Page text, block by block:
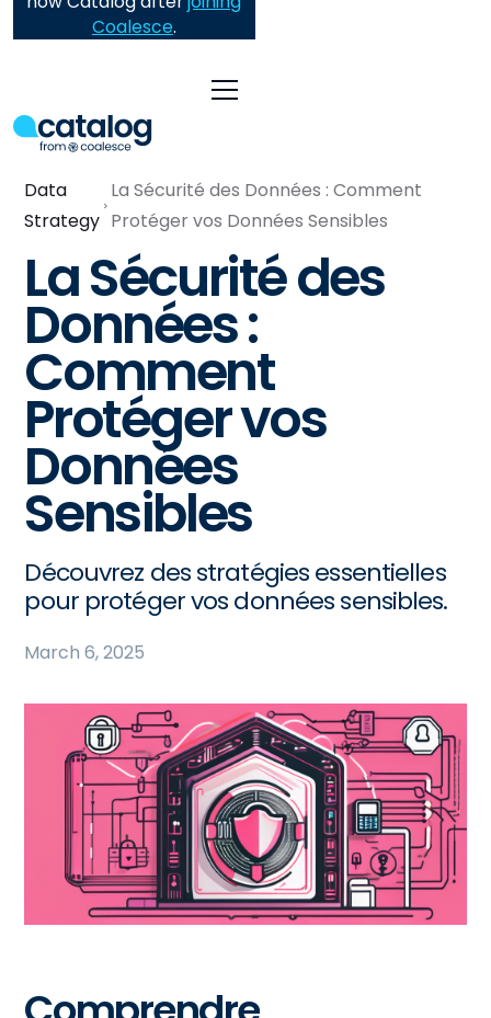
Coalesce.
Data
Strategy
La Sécurité des Données : Comment
Protéger vos Données Sensibles
La Sécurité des
Données :
Comment
Protéger vos
Données
Sensibles
Découvrez des stratégies essentielles
pour protéger vos données sensibles.
March 6, 2025